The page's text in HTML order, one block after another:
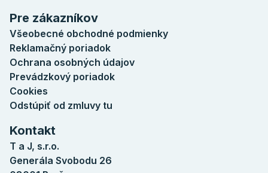
Pre zákazníkov
Všeobecné obchodné podmienky
Reklamačný poriadok
Ochrana osobných údajov
Prevádzkový poriadok
Cookies
Odstúpiť od zmluvy tu
Kontakt
T a J, s.r.o.
Generála Svobodu 26